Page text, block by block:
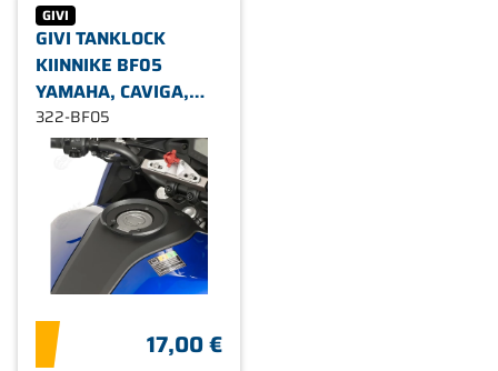
GIVI
GIVI TANKLOCK
KIINNIKE BF05
YAMAHA, CAVIGA,
MV, BENELLI
322-BF05
17,00 €